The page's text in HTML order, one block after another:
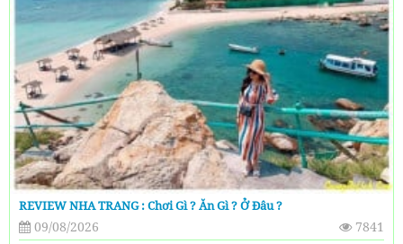
REVIEW NHA TRANG : Chơi Gì ? Ăn Gì ? Ở Đâu ?
09/08/2026
7841